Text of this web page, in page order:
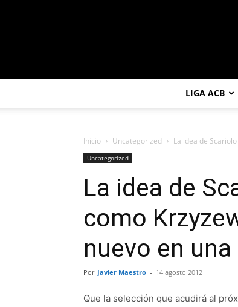
LIGA ACB
Inicio Uncategorized La idea de
Uncategorized
La idea de
como
nuevo en
Por Javier Maestro - 14 agosto 2012
Que la selección que acudirá al